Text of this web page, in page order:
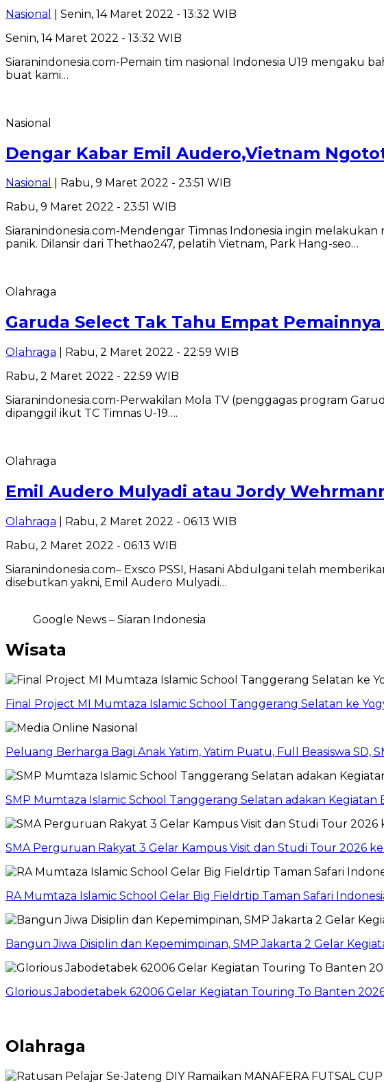
Nasional
| Senin, 14 Maret 2022 - 13:32 WIB
Senin, 14 Maret 2022 - 13:32 WIB
Siaranindonesia.com-Pemain tim nasional Indonesia U19 mengaku
buat kami…
Nasional
Dengar Kabar Emil Audero,Vietnam
Nasional
| Rabu, 9 Maret 2022 - 23:51 WIB
Rabu, 9 Maret 2022 - 23:51 WIB
Siaranindonesia.com-Mendengar Timnas Indonesia ingin
panik. Dilansir dari Thethao247, pelatih Vietnam, Park Hang-seo…
Olahraga
Garuda Select Tak Tahu Empat
Olahraga | Rabu, 2 Maret 2022 - 22:59 WIB
Rabu, 2 Maret 2022 - 22:59 WIB
Siaranindonesia.com-Perwakilan Mola TV (penggagas program
dipanggil ikut TC Timnas U-19….
Olahraga
Emil Audero Mulyadi atau Jordy
Olahraga | Rabu, 2 Maret 2022 - 06:13 WIB
Rabu, 2 Maret 2022 - 06:13 WIB
Siaranindonesia.com– Exsco PSSI, Hasani Abdulgani telah
disebutkan yakni, Emil Audero Mulyadi…
Google News – Siaran Indonesia
Wisata
Final Project MI Mumtaza Islamic School Tanggerang Selatan ke
Peluang Berharga Bagi Anak Yatim, Yatim Puatu, Full Beasiswa
SMP Mumtaza Islamic School Tanggerang Selatan adakan
SMA Perguruan Rakyat 3 Gelar Kampus Visit dan Studi Tour 2026
RA Mumtaza Islamic School Gelar Big Fieldrtip Taman Safari
Bangun Jiwa Disiplin dan Kepemimpinan, SMP Jakarta 2 Gelar
Glorious Jabodetabek 62006 Gelar Kegiatan Touring To Banten
Olahraga